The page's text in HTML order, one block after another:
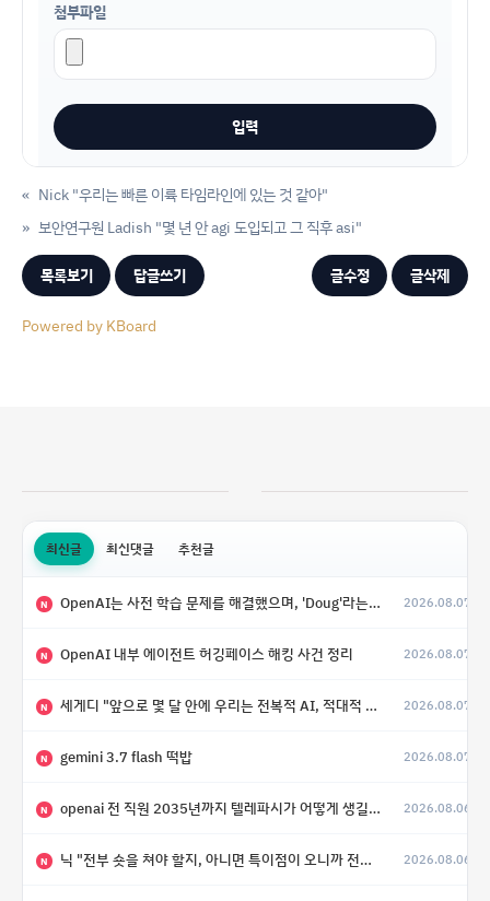
첨부파일
« Nick "우리는 빠른 이륙 타임라인에 있는 것 같아"
보안연구원 Ladish "몇 년 안 agi 도입되고 그 직후 asi"
»
목록보기 답글쓰기 글수정 글삭제
Powered by KBoard
최신글 최신댓글 추천글
N OpenAI는 사전 학습 문제를 해결했으며, 'Doug'라는 코드명을 가진 훨씬 더 큰 모델을 활발히 개발 중 2026.08.07
N OpenAI 내부 에이전트 허깅페이스 해킹 사건 정리 2026.08.07
N 세게디 "앞으로 몇 달 안에 우리는 전복적 AI, 적대적 AI 둘 다 보게 될 것" 2026.08.07
N gemini 3.7 flash 떡밥 2026.08.07
N openai 전 직원 2035년까지 텔레파시가 어떻게 생길 수 있는지 2026.08.06
N 닉 "전부 숏을 쳐야 할지, 아니면 특이점이 오니까 전부 롱을 쳐야 할지 모르겠다.” 2026.08.06